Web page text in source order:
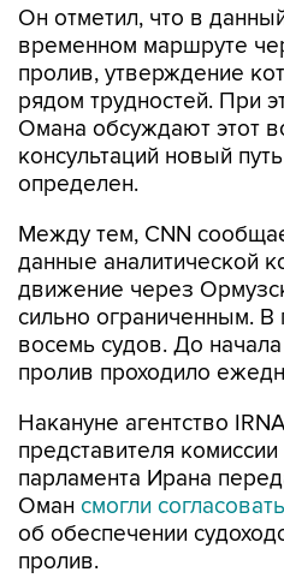
Он отметил, что в
временном маршруте
пролив, утверждение
рядом трудностей. При
Омана обсуждают этот
консультаций новый
определен.
Между тем, CNN
данные аналитической
движение через
сильно ограниченным. В
восемь судов. До
пролив проходило
Накануне агентство
представителя
парламента Ирана
Оман смогли согласовать
об обеспечении
пролив.